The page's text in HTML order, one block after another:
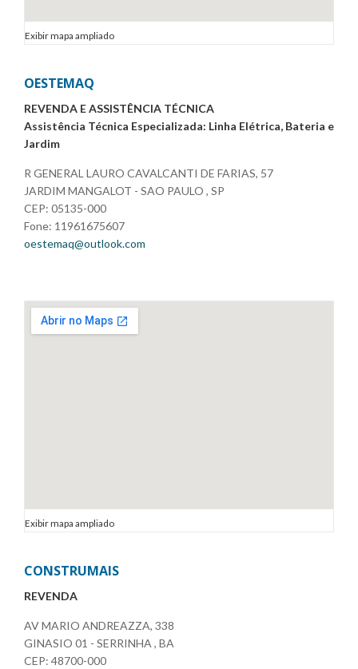
Exibir mapa ampliado
OESTEMAQ
REVENDA E ASSISTÊNCIA TÉCNICA
Assistência Técnica Especializada: Linha Elétrica, Bateria e
Jardim
R GENERAL LAURO CAVALCANTI DE FARIAS, 57
JARDIM MANGALOT - SAO PAULO , SP
CEP: 05135-000
Fone: 11961675607
oestemaq@outlook.com
Exibir mapa ampliado
CONSTRUMAIS
REVENDA
AV MARIO ANDREAZZA, 338
GINASIO 01 - SERRINHA , BA
CEP: 48700-000